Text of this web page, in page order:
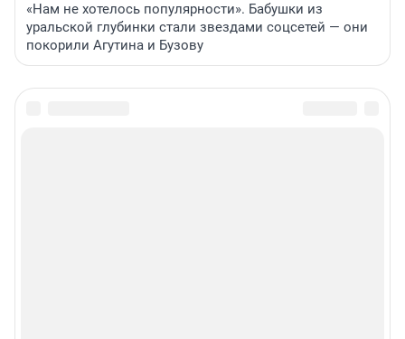
«Нам не хотелось популярности». Бабушки из
уральской глубинки стали звездами соцсетей — они
покорили Агутина и Бузову